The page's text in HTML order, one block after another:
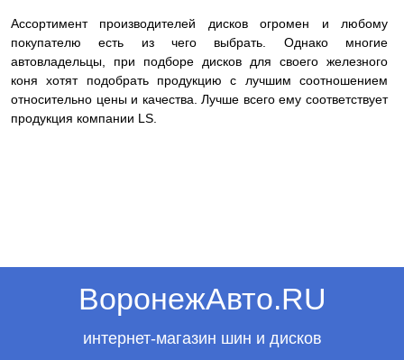
Ассортимент производителей дисков огромен и любому
покупателю есть из чего выбрать. Однако многие
автовладельцы, при подборе дисков для своего железного
коня хотят подобрать продукцию с лучшим соотношением
относительно цены и качества. Лучше всего ему соответствует
продукция компании LS.
ВоронежАвто.RU
интернет-магазин шин и дисков